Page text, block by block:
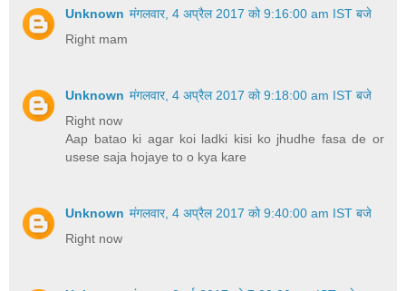
Unknown मंगलवार, 4 अप्रैल 2017 को 9:16:00 am IST बजे
Right mam
Unknown मंगलवार, 4 अप्रैल 2017 को 9:18:00 am IST बजे
Right now
Aap batao ki agar koi ladki kisi ko jhudhe fasa de or
usese saja hojaye to o kya kare
Unknown मंगलवार, 4 अप्रैल 2017 को 9:40:00 am IST बजे
Right now